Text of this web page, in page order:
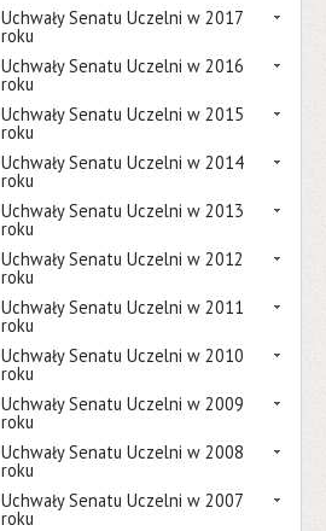
Uchwały Senatu Uczelni w 2017
roku
Uchwały Senatu Uczelni w 2016
roku
Uchwały Senatu Uczelni w 2015
roku
Uchwały Senatu Uczelni w 2014
roku
Uchwały Senatu Uczelni w 2013
roku
Uchwały Senatu Uczelni w 2012
roku
Uchwały Senatu Uczelni w 2011
roku
Uchwały Senatu Uczelni w 2010
roku
Uchwały Senatu Uczelni w 2009
roku
Uchwały Senatu Uczelni w 2008
roku
Uchwały Senatu Uczelni w 2007
roku